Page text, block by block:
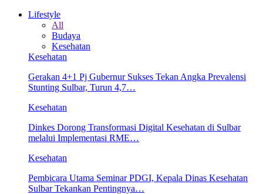
Lifestyle
All
Budaya
Kesehatan
Kesehatan
Gerakan 4+1 Pj Gubernur Sukses Tekan Angka Prevalensi
Stunting Sulbar, Turun 4,7…
Kesehatan
Dinkes Dorong Transformasi Digital Kesehatan di Sulbar
melalui Implementasi RME…
Kesehatan
Pembicara Utama Seminar PDGI, Kepala Dinas Kesehatan
Sulbar Tekankan Pentingnya…